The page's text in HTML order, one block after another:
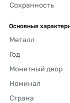
Сохранность
Основные
Металл
Год
Монетный двор
Номинал
Страна